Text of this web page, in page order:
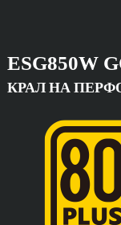
ESG850W
КРАЛ НА